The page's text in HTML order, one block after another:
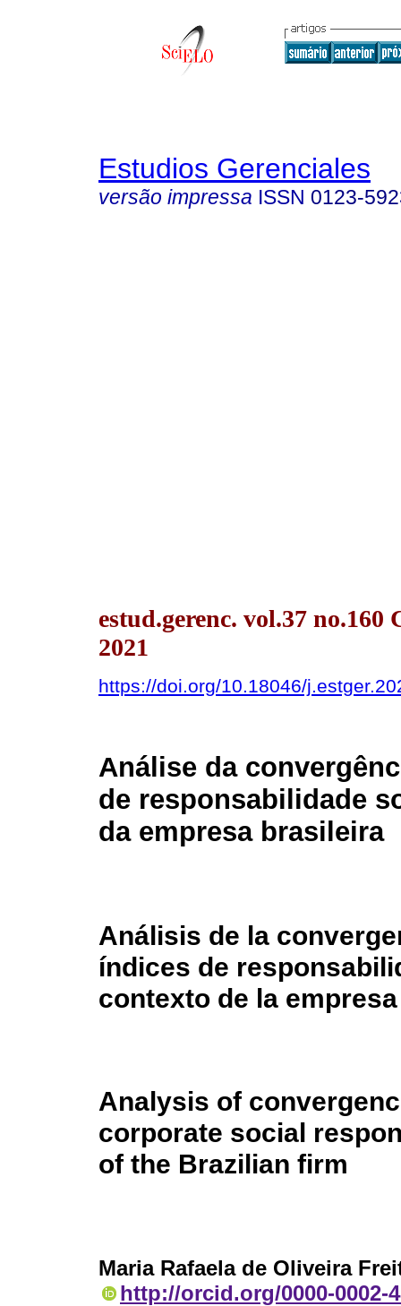
Estudios Gerenciales
versão impressa ISSN 0123-
estud.gerenc. vol.37
2021
https://doi.org/10.18046/
Análise da
de responsabilidade
da empresa brasileira
Análisis de la
índices de
contexto de la
Analysis of
corporate social
of the Brazilian firm
Maria Rafaela de Oliveira
http://orcid.org/0000-0002-